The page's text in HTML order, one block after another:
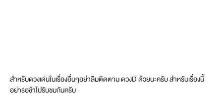
สำหรับดวงเด่นในเรื่องอื่นๆอย่าลืมติดตาม ดวงD ด้วยนะครับ สำหรับเรื่องนี้
อย่ารอช้าไปรับชมกันครับ